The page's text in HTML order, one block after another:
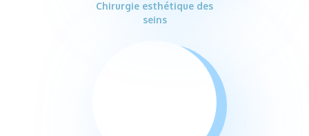
Chirurgie esthétique des
seins